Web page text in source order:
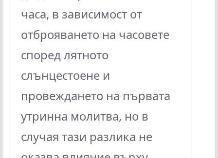
часа, в зависимост от
отброяването на часовете
според лятното
слънцестоене и
провеждането на първата
утринна молитва, но в
случая тази разлика не